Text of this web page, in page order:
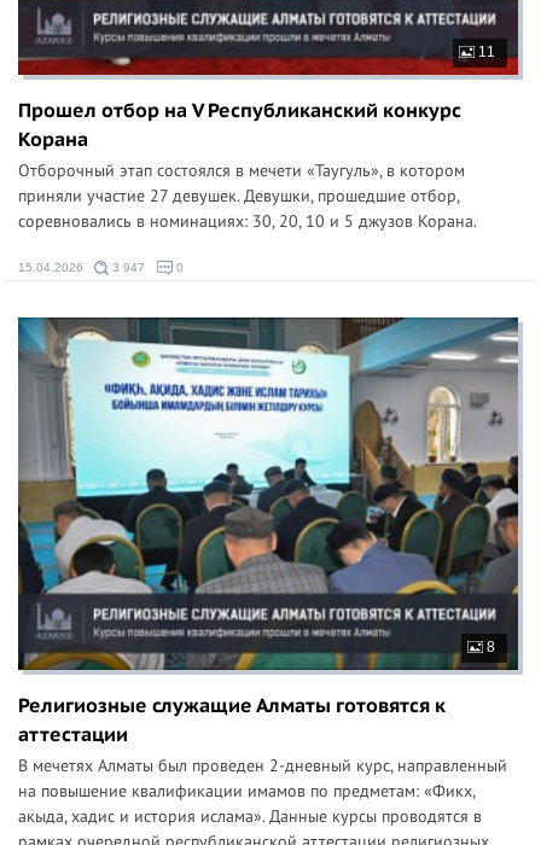
11
Прошел отбор на V Республиканский конкурс
Корана
Отборочный этап состоялся в мечети «Таугуль», в котором
приняли участие 27 девушек. Девушки, прошедшие отбор,
соревновались в номинациях: 30, 20, 10 и 5 джузов Корана.
15.04.2026 3 947 0
8
Религиозные служащие Алматы готовятся к
аттестации
В мечетях Алматы был проведен 2-дневный курс, направленный
на повышение квалификации имамов по предметам: «Фикх,
акыда, хадис и история ислама». Данные курсы проводятся в